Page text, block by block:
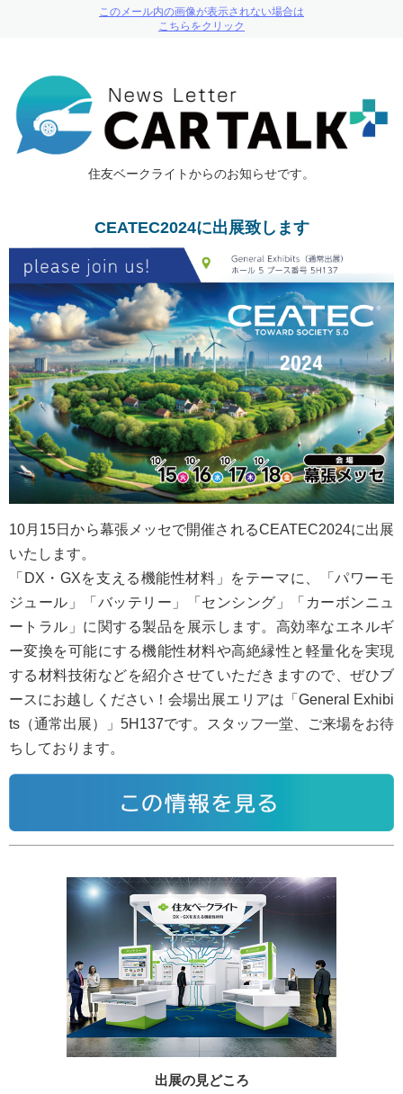
このメール内の画像が表示されない場合は
こちらをクリック
住友ベークライトからのお知らせです。
CEATEC2024に出展致します
10月15日から幕張メッセで開催されるCEATEC2024に出展
いたします。
「DX・GXを支える機能性材料」をテーマに、「パワーモ
ジュール」「バッテリー」「センシング」「カーボンニュ
ートラル」に関する製品を展示します。高効率なエネルギ
ー変換を可能にする機能性材料や高絶縁性と軽量化を実現
する材料技術などを紹介させていただきますので、ぜひブ
ースにお越しください！会場出展エリアは「General Exhibi
ts（通常出展）」5H137です。スタッフ一堂、ご来場をお待
ちしております。
出展の見どころ